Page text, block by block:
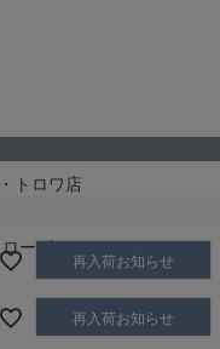
トロワ店
ーズ）
再入荷お知らせ
再入荷お知らせ